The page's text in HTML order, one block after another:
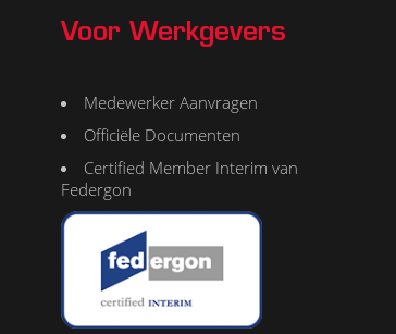
Voor Werkgevers
Medewerker Aanvragen
Officiële Documenten
Certified Member Interim van
Federgon